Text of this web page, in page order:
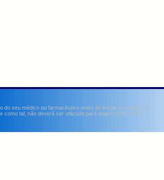
seu médico ou farmacêutico antes de iniciar ou alterar um
tal, não deverá ser utilizada para diagnosticar, curar,